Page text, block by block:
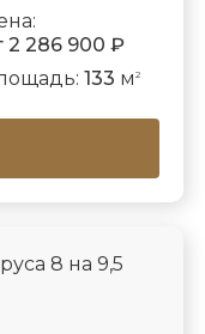
2 286 900 ₽
133 м 2